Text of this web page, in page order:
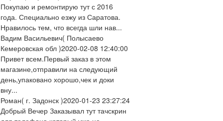
Покупаю и ремонтирую тут с 2016
года. Специально езжу из Саратова.
Нравилось тем, что всегда шли нав...
Вадим Васильевич( Полысаево
Кемеровская обл )2020-02-08 12:40:00
Привет всем.Первый заказ в этом
магазине,отправили на следующий
день,упаковано хорошо,чек и доки
вну...
Роман( г. Задонск )2020-01-23 23:27:24
Добрый Вечер Заказывал тут тачскрин